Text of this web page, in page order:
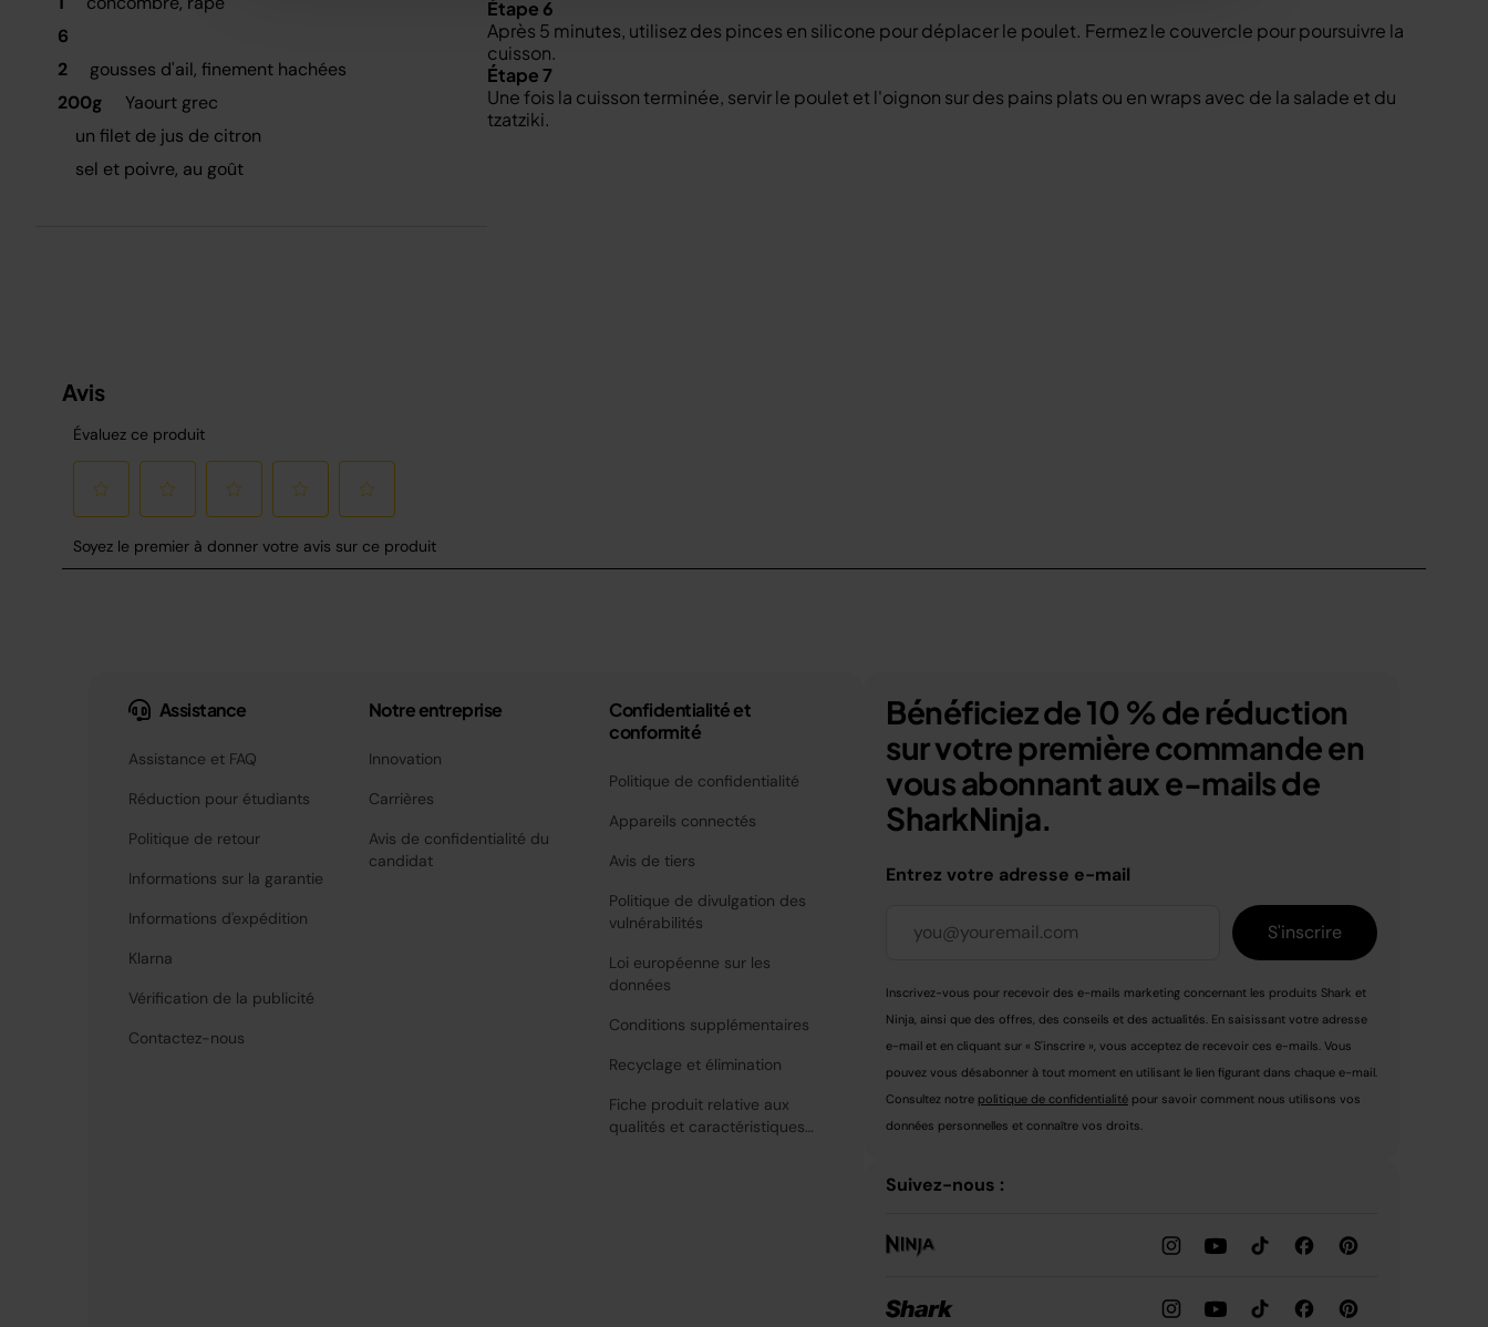
6
2
gousses d'ail, finement hachées
200g
Yaourt grec
un filet de jus de citron
sel et poivre, au goût
Étape 6
Après 5 minutes, utilisez des pinces en silicone pour déplacer le poulet. Fermez le couvercle pour poursuivre la
cuisson.
Étape 7
Une fois la cuisson terminée, servir le poulet et l'oignon sur des pains plats ou en wraps avec de la salade et du
tzatziki.
Assistance
Assistance et FAQ
Réduction pour étudiants
Politique de retour
Informations sur la garantie
Informations d'expédition
Klarna
Vérification de la publicité
Contactez-nous
Notre entreprise
Innovation
Carrières
Avis de confidentialité du
candidat
Confidentialité et
conformité
Politique de confidentialité
Appareils connectés
Avis de tiers
Politique de divulgation des
vulnérabilités
Loi européenne sur les
données
Conditions supplémentaires
Recyclage et élimination
Fiche produit relative aux
qualités et caractéristiques
Bénéficiez de 10 % de réduction
sur votre première commande en
vous abonnant aux e-mails de
SharkNinja.
Entrez votre adresse e-mail
S'inscrire
Inscrivez-vous pour recevoir des e-mails marketing concernant les produits Shark et
Ninja, ainsi que des offres, des conseils et des actualités. En saisissant votre adresse
e-mail et en cliquant sur « S'inscrire », vous acceptez de recevoir ces e-mails. Vous
pouvez vous désabonner à tout moment en utilisant le lien figurant dans chaque e-mail.
Consultez notre politique de confidentialité pour savoir comment nous utilisons vos
données personnelles et connaître vos droits.
Suivez-nous :